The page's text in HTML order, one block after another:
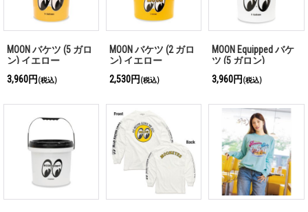
MOON バケツ (5 ガロ
ン) イエロー
3,960円 (税込)
MOON バケツ (2 ガロ
ン) イエロー
2,530円 (税込)
MOON Equipped バケ
ツ (5 ガロン)
3,960円 (税込)